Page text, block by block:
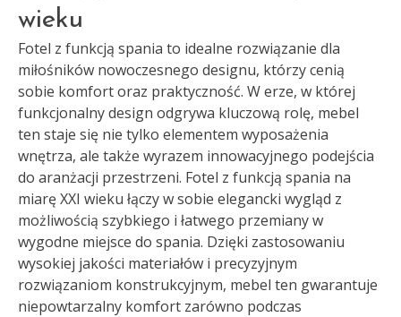
wieku
Fotel z funkcją spania to idealne rozwiązanie dla
miłośników nowoczesnego designu, którzy cenią
sobie komfort oraz praktyczność. W erze, w której
funkcjonalny design odgrywa kluczową rolę, mebel
ten staje się nie tylko elementem wyposażenia
wnętrza, ale także wyrazem innowacyjnego podejścia
do aranżacji przestrzeni. Fotel z funkcją spania na
miarę XXI wieku łączy w sobie elegancki wygląd z
możliwością szybkiego i łatwego przemiany w
wygodne miejsce do spania. Dzięki zastosowaniu
wysokiej jakości materiałów i precyzyjnym
rozwiązaniom konstrukcyjnym, mebel ten gwarantuje
niepowtarzalny komfort zarówno podczas